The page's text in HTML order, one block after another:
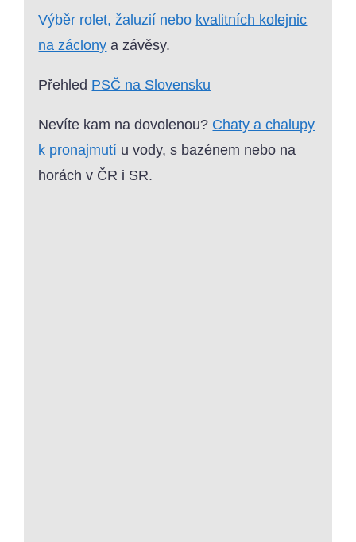
Výběr rolet, žaluzií nebo kvalitních kolejnic
na záclony a závěsy.
Přehled PSČ na Slovensku
Nevíte kam na dovolenou? Chaty a chalupy
k pronajmutí u vody, s bazénem nebo na
horách v ČR i SR.